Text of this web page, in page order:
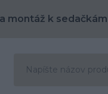
montáž k